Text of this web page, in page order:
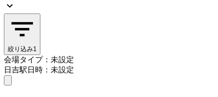
絞り込み1
会場タイプ：未設定
日吉駅日時：未設定